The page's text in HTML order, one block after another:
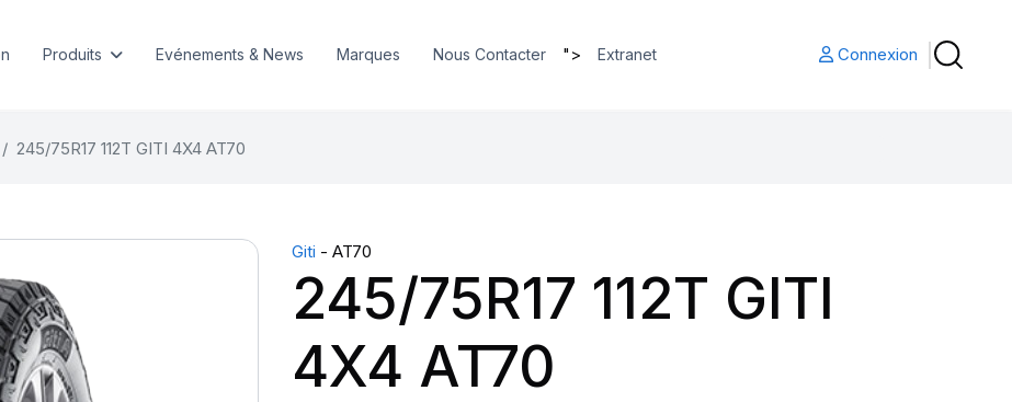
Produits Evénements & News Marques Nous Contacter "> Extranet Connexion
245/75R17 112T GITI 4X4 AT70
Giti - AT70
245/75R17 112T GITI
4X4 AT70